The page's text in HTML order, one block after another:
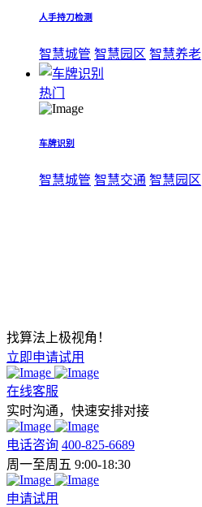
人手持刀检测
智慧城管 智慧园区 智慧养老
热门
车牌识别
智慧城管 智慧交通 智慧园区
找算法上极视角！
立即申请试用
在线客服
实时沟通，快速安排对接
电话咨询 400-825-6689
周一至周五 9:00-18:30
申请试用